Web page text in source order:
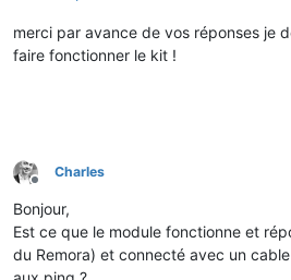
merci par avance de vos réponses je
faire fonctionner le kit !
Offline
Charles
Bonjour,
Est ce que le module fonctionne et
du Remora) et connecté avec un